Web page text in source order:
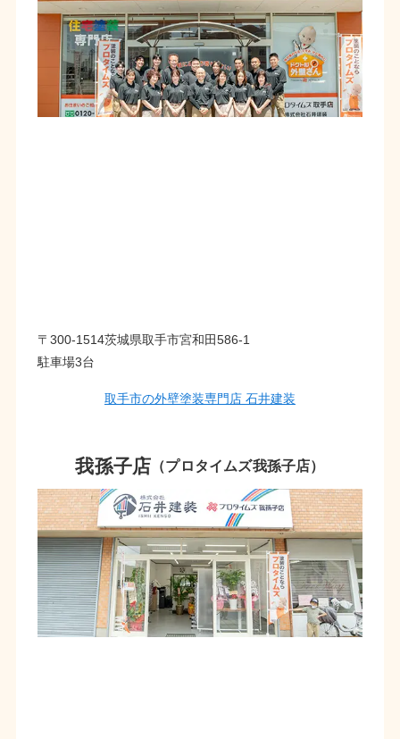
〒300-1514茨城県取手市宮和田586-1
駐車場3台
取手市の外壁塗装専門店 石井建装
我孫子店 （プロタイムズ我孫子店）